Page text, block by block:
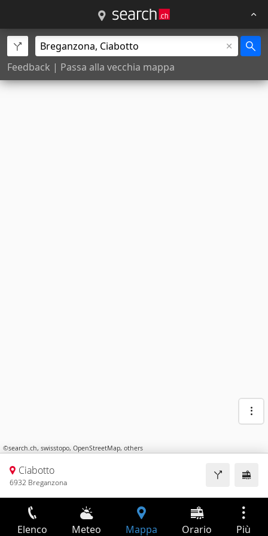
Feedback | Passa alla vecchia mappa
©search.ch, swisstopo, OpenStreetMap, others
Ciabotto
6932 Breganzona
Elenco Meteo Mappa Orario Più